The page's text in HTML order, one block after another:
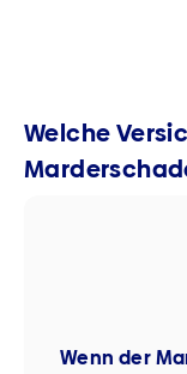
Welche
Wenn der